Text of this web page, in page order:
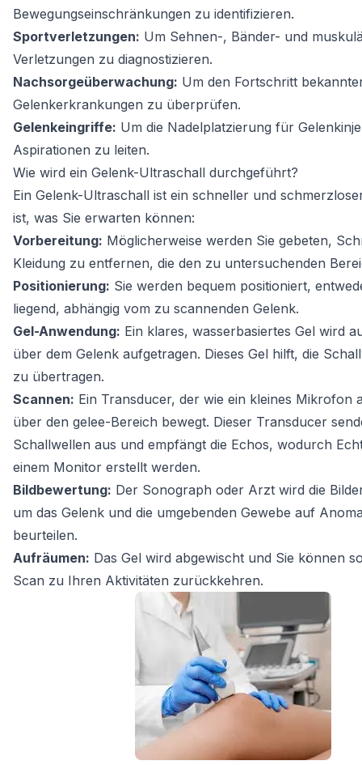
Bewegungseinschränkungen zu identifizieren.
Sportverletzungen: Um Sehnen-, Bänder- und
Verletzungen zu diagnostizieren.
Nachsorgeüberwachung: Um den Fortschritt
Gelenkerkrankungen zu überprüfen.
Gelenkeingriffe: Um die Nadelplatzierung für
Aspirationen zu leiten.
Wie wird ein Gelenk-Ultraschall durchgeführt?
Ein Gelenk-Ultraschall ist ein schneller und
ist, was Sie erwarten können:
Vorbereitung: Möglicherweise werden Sie gebeten,
Kleidung zu entfernen, die den zu untersuchenden
Positionierung: Sie werden bequem positioniert,
liegend, abhängig vom zu scannenden Gelenk.
Gel-Anwendung: Ein klares, wasserbasiertes Gel wird
über dem Gelenk aufgetragen. Dieses Gel hilft, die
zu übertragen.
Scannen: Ein Transducer, der wie ein kleines Mikrofon
über den gelee-Bereich bewegt. Dieser Transducer
Schallwellen aus und empfängt die Echos, wodurch
einem Monitor erstellt werden.
Bildbewertung: Der Sonograph oder Arzt wird die
um das Gelenk und die umgebenden Gewebe auf
beurteilen.
Aufräumen: Das Gel wird abgewischt und Sie können
Scan zu Ihren Aktivitäten zurückkehren.